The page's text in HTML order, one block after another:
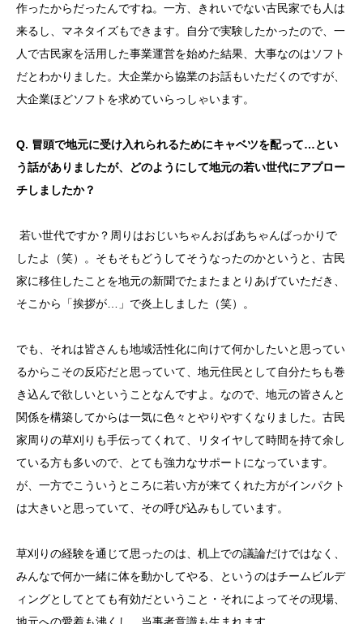
作ったからだったんですね。一方、きれいでない古民家でも人は
来るし、マネタイズもできます。自分で実験したかったので、一
人で古民家を活用した事業運営を始めた結果、大事なのはソフト
だとわかりました。大企業から協業のお話もいただくのですが、
大企業ほどソフトを求めていらっしゃいます。
Q. 冒頭で地元に受け入れられるためにキャベツを配って…とい
う話がありましたが、どのようにして地元の若い世代にアプロー
チしましたか？
若い世代ですか？周りはおじいちゃんおばあちゃんばっかりで
したよ（笑）。そもそもどうしてそうなったのかというと、古民
家に移住したことを地元の新聞でたまたまとりあげていただき、
そこから「挨拶が…」で炎上しました（笑）。
でも、それは皆さんも地域活性化に向けて何かしたいと思ってい
るからこその反応だと思っていて、地元住民として自分たちも巻
き込んで欲しいということなんですよ。なので、地元の皆さんと
関係を構築してからは一気に色々とやりやすくなりました。古民
家周りの草刈りも手伝ってくれて、リタイヤして時間を持て余し
ている方も多いので、とても強力なサポートになっています。
が、一方でこういうところに若い方が来てくれた方がインパクト
は大きいと思っていて、その呼び込みもしています。
草刈りの経験を通じて思ったのは、机上での議論だけではなく、
みんなで何か一緒に体を動かしてやる、というのはチームビルデ
ィングとしてとても有効だということ・それによってその現場、